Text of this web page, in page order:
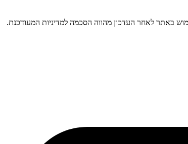
באתר לאחר העדכון מהווה הסכמה למדיניות המעודכנת.